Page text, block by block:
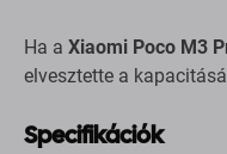
Ha a Xiaomi Poco M3
elvesztette a
Specifikációk